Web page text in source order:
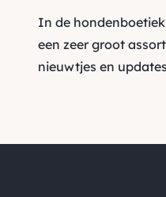
In de
een zeer groot
nieuwtjes en